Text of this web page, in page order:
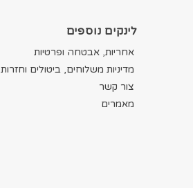
לינקים נוספים
אחריות, אבטחה ופרטיות
מדיניות משלוחים, ביטולים וחזרות
צור קשר
מאמרים